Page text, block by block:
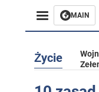
MAIN
Życie